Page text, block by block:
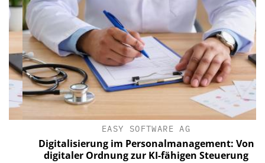
EASY SOFTWARE AG
Digitalisierung im Personalmanagement: Von
digitaler Ordnung zur KI-fähigen Steuerung